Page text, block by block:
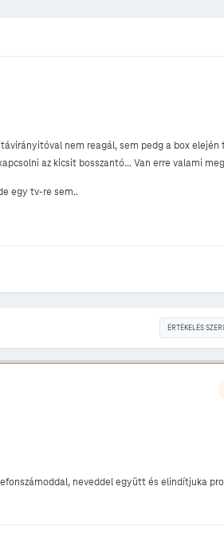
nem reagál, sem pedg a box
az kicsit bosszantó... Van erre valami
egy tv-re sem..
ÉRTÉKELÉS
neveddel együtt és elindítjuka